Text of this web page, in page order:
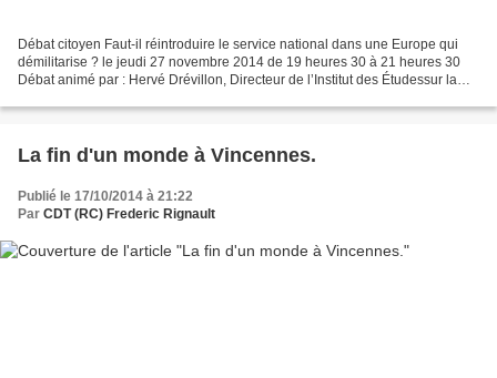
Débat citoyen Faut-il réintroduire le service national dans une Europe qui
démilitarise ? le jeudi 27 novembre 2014 de 19 heures 30 à 21 heures 30
Débat animé par : Hervé Drévillon, Directeur de l’Institut des Étudessur la
La fin d'un monde à Vincennes.
Publié le 17/10/2014 à 21:22
Par CDT (RC) Frederic Rignault